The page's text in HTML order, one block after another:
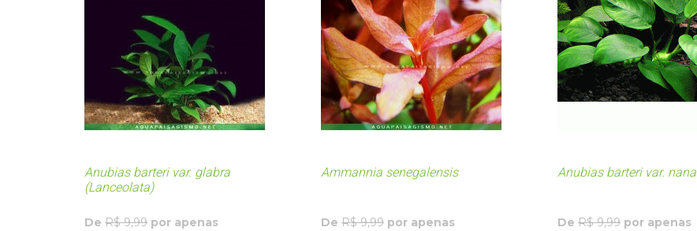
Anubias barteri var. glabra
(Lanceolata)
De R$ 9,99 por apenas
Ammannia senegalensis
De R$ 9,99 por apenas
Anubias barteri var. nana
De R$ 9,99 por apenas